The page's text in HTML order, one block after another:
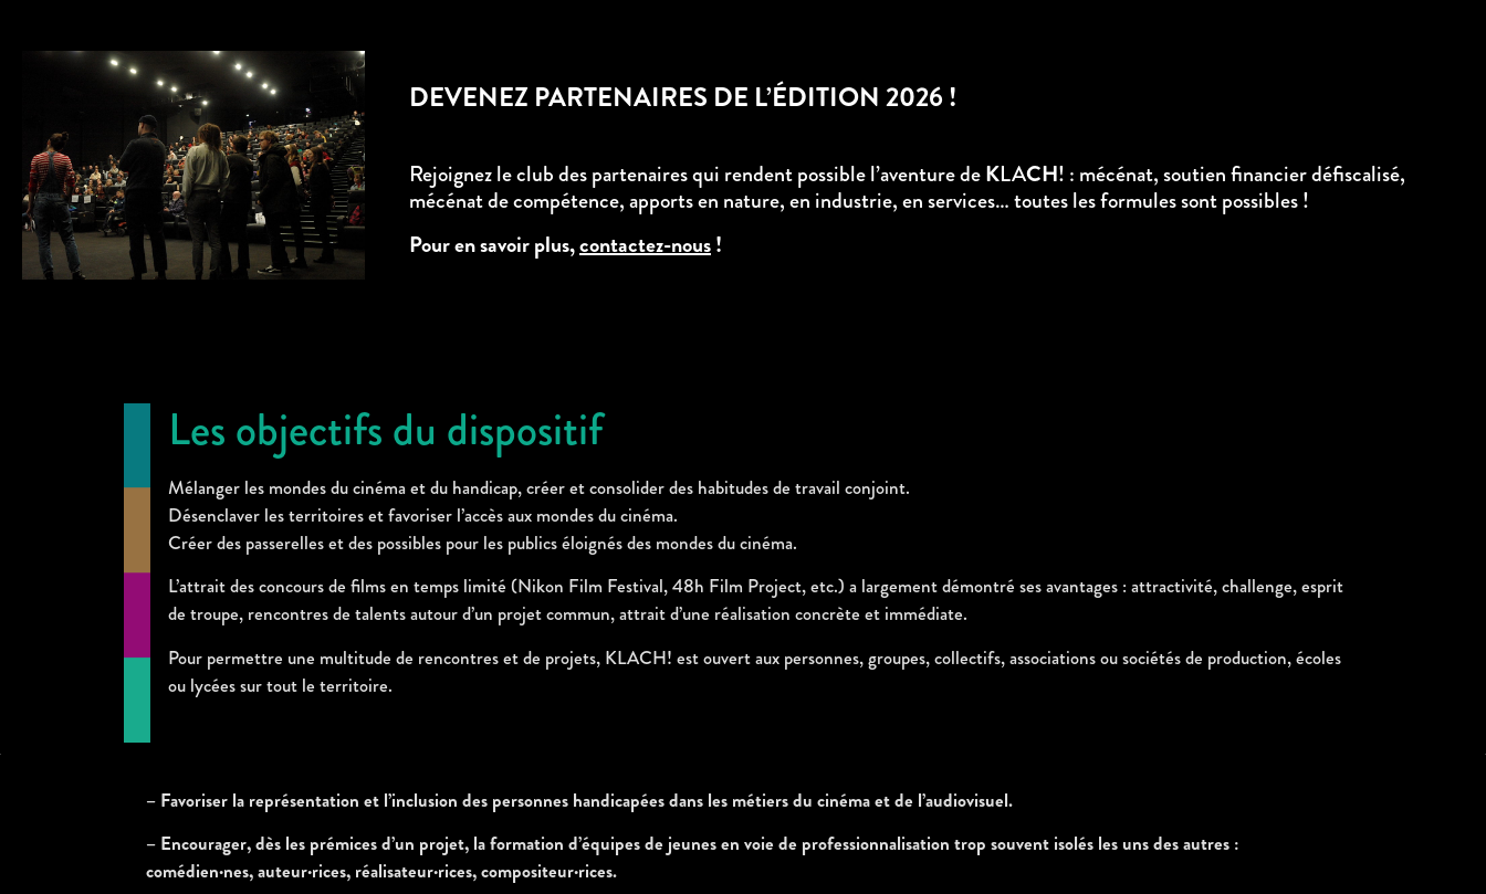
DEVENEZ PARTENAIRES DE L’ÉDITION 2026 !
Rejoignez le club des partenaires qui rendent possible l’aventure deKLACH! : mécénat, soutien financier défiscalisé,
mécénat de compétence, apports en nature, en industrie, en services… toutes les formules sont possibles !
Pour en savoir plus,contactez-nous!
Les objectifs du dispositif
Mélanger les mondes du cinéma et du handicap, créer et consolider des habitudes de travail conjoint.
Désenclaver les territoires et favoriser l’accès aux mondes du cinéma.
Créer des passerelles et des possibles pour les publics éloignés des mondes du cinéma.
L’attrait des concours de films en temps limité (Nikon Film Festival, 48h Film Project, etc.) a largement démontré ses avantages : attractivité, challenge, esprit
de troupe, rencontres de talents autour d’un projet commun, attrait d’une réalisation concrète et immédiate.
Pour permettre une multitude de rencontres et de projets, KLACH! est ouvert aux personnes, groupes, collectifs, associations ou sociétés de production, écoles
ou lycées sur tout le territoire.
– Favoriser la représentation et l’inclusion des personnes handicapées dans les métiers du cinéma et de l’audiovisuel.
– Encourager, dès les prémices d’un projet, la formation d’équipes de jeunes en voie de professionnalisation trop souvent isolés les uns des autres :
comédien·nes, auteur·rices, réalisateur·rices, compositeur·rices.